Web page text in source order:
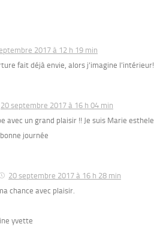
2017 à 12 h 19 min
fait déjà envie, alors j’imagine l’intérieur!
20 septembre 2017 à 16 h 04 min
avec un grand plaisir !! Je suis Marie esthele
journée
20 septembre 2017 à 16 h 28 min
chance avec plaisir.
yvette